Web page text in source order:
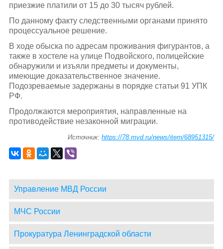
приезжие платили от 15 до 30 тысяч рублей.
По данному факту следственными органами принято
процессуальное решение.
В ходе обыска по адресам проживания фигурантов, а
также в хостеле на улице Подвойского, полицейские
обнаружили и изъяли предметы и документы,
имеющие доказательственное значение.
Подозреваемые задержаны в порядке статьи 91 УПК
РФ.
Продолжаются мероприятия, направленные на
противодействие незаконной миграции.
Источник:https://78.mvd.ru/news/item/68951315/
Управление МВД России
МЧС России
Прокуратура Ленинградской области